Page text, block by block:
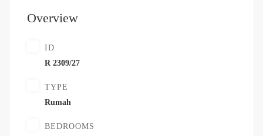
Overview
ID
R 2309/27
TYPE
Rumah
BEDROOMS